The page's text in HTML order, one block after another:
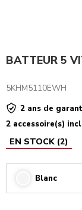
BATTEUR 5
5KHM5110EWH
2 ans de
2 accessoire(s)
EN STOCK (2)
Blanc